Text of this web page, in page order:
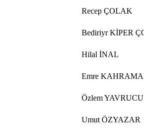
Recep ÇOLAK
Bediriyr KİPER
Hilal İNAL
Emre
Özlem YAVRUCU
Umut ÖZYAZAR